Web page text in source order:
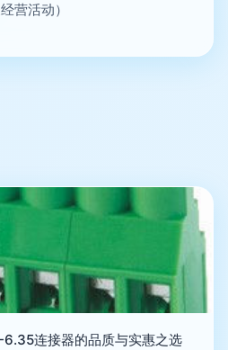
营活动）
连接器的品质与实惠之选